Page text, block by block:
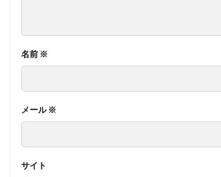
名前 ※
メール※
サイト